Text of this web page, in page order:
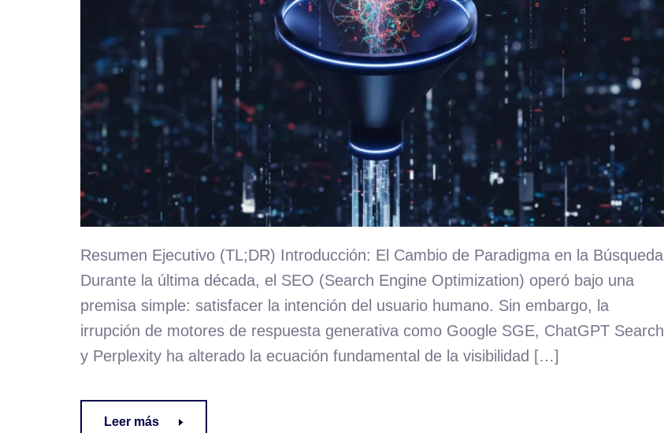
Resumen Ejecutivo (TL;DR) Introducción: El Cambio de Paradigma en la Búsqueda
Durante la última década, el SEO (Search Engine Optimization) operó bajo una
premisa simple: satisfacer la intención del usuario humano. Sin embargo, la
irrupción de motores de respuesta generativa como Google SGE, ChatGPT Search
y Perplexity ha alterado la ecuación fundamental de la visibilidad […]
Leer más